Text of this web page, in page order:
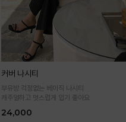
커버 나시티
부유방 걱정없는 베이직 나시티
캐주얼하고 멋스럽게 입기 좋아요
24,000